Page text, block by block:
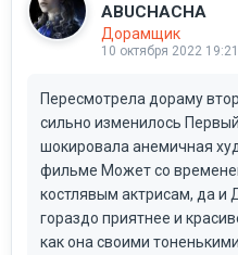
ABUCHACHA
Дорамщик
10 октября 2022 19:21
Пересмотрела дораму
сильно изменилось
шокировала анемичная
фильме Может со
костлявым актрисам, да и
гораздо приятнее и
как она своими